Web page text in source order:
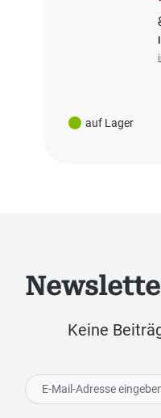
auf Lager
Keine